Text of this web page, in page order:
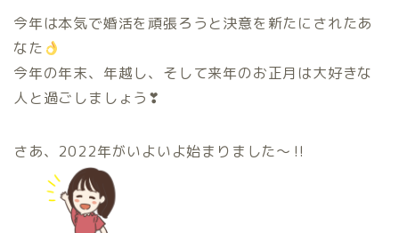
今年は本気で婚活を頑張ろうと決意を新たにされたあ
なた
今年の年末、年越し、そして来年のお正月は大好きな
人と過ごしましょう❣
さあ、2022年がいよいよ始まりました〜‼︎